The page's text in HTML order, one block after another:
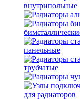
внутрипольные
панельные
трубчатые
для радиаторов